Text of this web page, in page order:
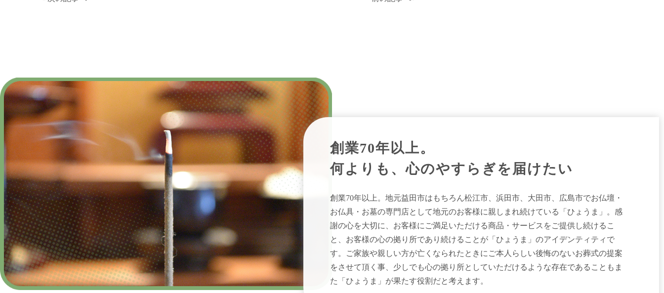
創業70年以上。
何よりも、心のやすらぎを届けたい
創業70年以上。地元益田市はもちろん松江市、浜田市、大田市、広島市でお仏壇・
お仏具・お墓の専門店として地元のお客様に親しまれ続けている「ひょうま」。感
謝の心を大切に、お客様にご満足いただける商品・サービスをご提供し続けるこ
と、お客様の心の拠り所であり続けることが「ひょうま」のアイデンティティで
す。ご家族や親しい方が亡くなられたときにご本人らしい後悔のないお葬式の提案
をさせて頂く事、少しでも心の拠り所としていただけるような存在であることもま
た「ひょうま」が果たす役割だと考えます。